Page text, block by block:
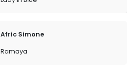
Afric Simone
Ramaya